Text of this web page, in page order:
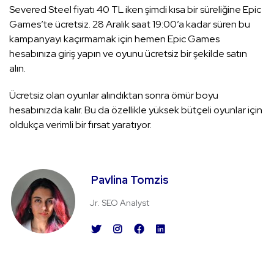
Severed Steel fiyatı 40 TL iken şimdi kısa bir süreliğine Epic
Games’te ücretsiz. 28 Aralık saat 19:00’a kadar süren bu
kampanyayı kaçırmamak için hemen Epic Games
hesabınıza giriş yapın ve oyunu ücretsiz bir şekilde satın
alın.
Ücretsiz olan oyunlar alındıktan sonra ömür boyu
hesabınızda kalır. Bu da özellikle yüksek bütçeli oyunlar için
oldukça verimli bir fırsat yaratıyor.
Pavlina Tomzis
Jr. SEO Analyst